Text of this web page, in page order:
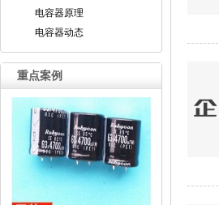
电容器原理
电容器动态
重点案例